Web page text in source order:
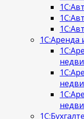
1С:Аренда